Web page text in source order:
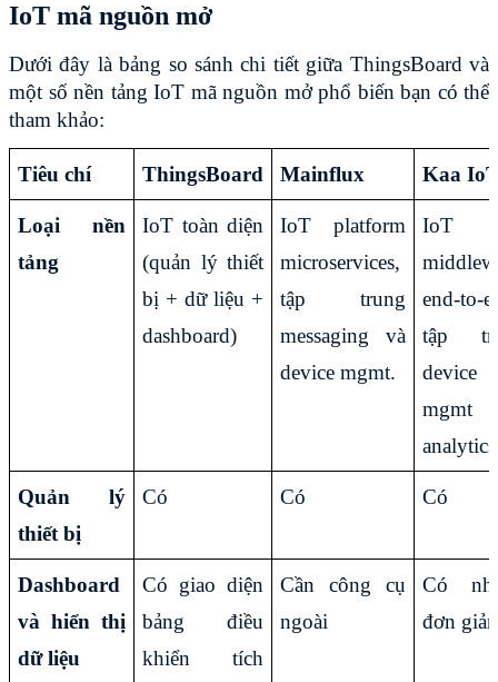
IoT mã nguồn mở
Dưới đây là bảng so sánh chi tiết giữa ThingsBoard và
một số nền tảng IoT mã nguồn mở phổ biến bạn có thể
tham khảo:
Tiêu chí ThingsBoard Mainflux Kaa
Loại nền
tảng
IoT toàn diện
(quản lý thiết
bị + dữ liệu +
dashboard)
IoT platform
microservices,
tập trung
messaging và
device mgmt.
IoT
end-to-
tập
device
mgmt
Quản lý
thiết bị
Có Có Có
Dashboard
và hiển thị
dữ liệu
Có giao diện
bảng điều
khiển tích
Cần công cụ
ngoài
Có
đơn giản